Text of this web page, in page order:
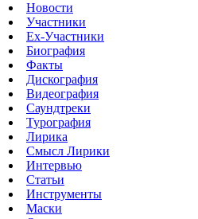
Новости
Участники
Ex-Участники
Биография
Факты
Дискография
Видеография
Саундтреки
Турография
Лирика
Смысл Лирики
Интервью
Статьи
Инструменты
Маски